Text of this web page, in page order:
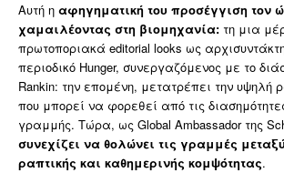
Αυτή η αφηγηματική του προσέγγιση τον
χαμαιλέοντας στη βιομηχανία: τη μια
πρωτοποριακά editorial looks ως
περιοδικό Hunger, συνεργαζόμενος με το
Rankin: την επομένη, μετατρέπει την υψηλή
που μπορεί να φορεθεί από τις
γραμμής. Τώρα, ως Global Ambassador της
συνεχίζει να θολώνει τις γραμμές
ραπτικής και καθημερινής κομψότητας.